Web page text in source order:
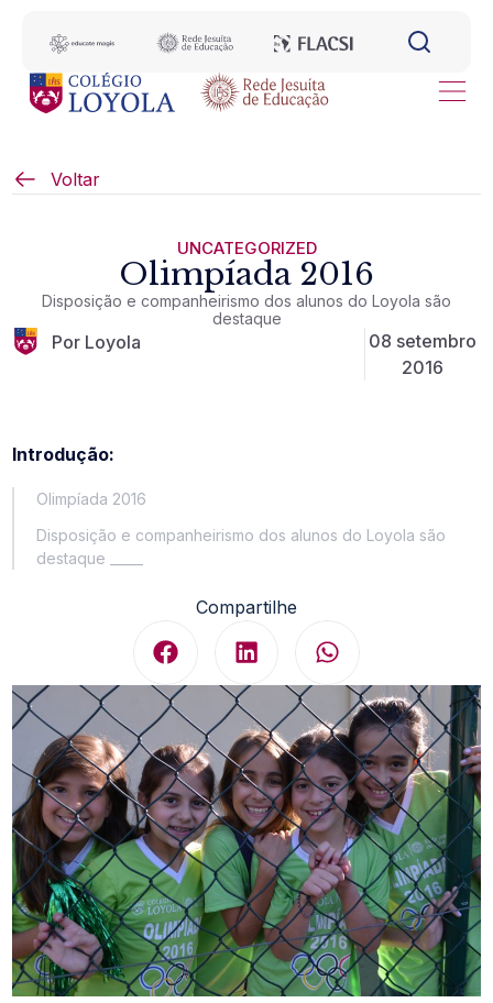
Voltar
UNCATEGORIZED
Olimpíada 2016
Disposição e companheirismo dos alunos do Loyola são
destaque
Por Loyola
08 setembro
2016
Introdução:
Olimpíada 2016
Disposição e companheirismo dos alunos do Loyola são
destaque _____
Compartilhe